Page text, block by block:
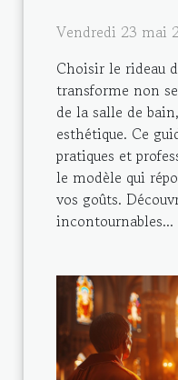
Vendredi 23 mai
Choisir le rideau
transforme non
de la salle de
esthétique. Ce
pratiques et
le modèle qui
vos goûts.
incontournables...